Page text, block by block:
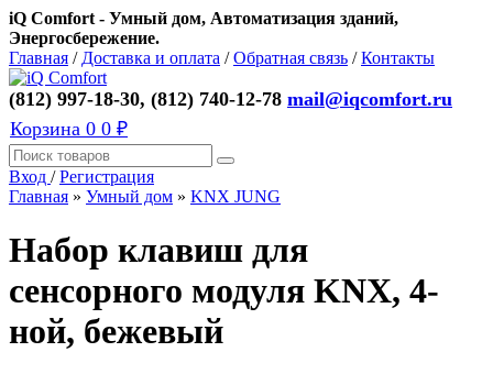
iQ Comfort - Умный дом, Автоматизация зданий,
Энергосбережение.
Главная / Доставка и оплата /Обратная связь /Контакты
(812) 997-18-30, (812) 740-12-78 mail@iqcomfort.ru
Корзина 0 0 ₽
Вход /Регистрация
Главная » Умный дом » KNX JUNG
Набор клавиш для
сенсорного модуля KNX, 4-
ной, бежевый